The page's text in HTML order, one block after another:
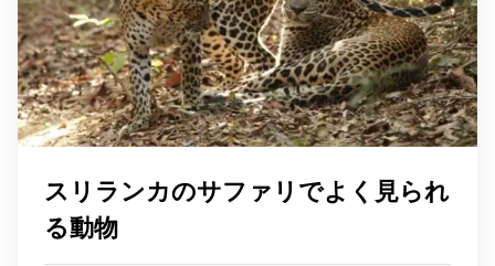
スリランカのサファリでよく見られ
る動物